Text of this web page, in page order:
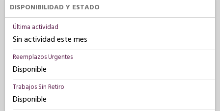
DISPONIBILIDAD Y ESTADO
Última actividad
Sin actividad este mes
Reemplazos Urgentes
Disponible
Trabajos Sin Retiro
Disponible